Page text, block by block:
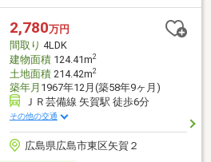
2,780万円
間取り 4LDK
建物面積124.41m2
土地面積214.42m2
築年月 1967年12月(築58年9ヶ月)
ＪＲ芸備線 矢賀駅 徒歩6分
その他の交通
広島県広島市東区矢賀２